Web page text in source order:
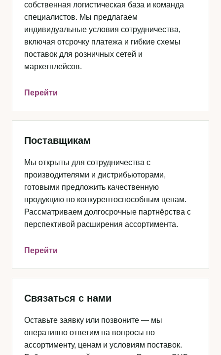
собственная логистическая база и команда
специалистов. Мы предлагаем
индивидуальные условия сотрудничества,
включая отсрочку платежа и гибкие схемы
поставок для розничных сетей и
маркетплейсов.
Перейти
Поставщикам
Мы открыты для сотрудничества с
производителями и дистрибьюторами,
готовыми предложить качественную
продукцию по конкурентоспособным ценам.
Рассматриваем долгосрочные партнёрства с
перспективой расширения ассортимента.
Перейти
Связаться с нами
Оставьте заявку или позвоните — мы
оперативно ответим на вопросы по
ассортименту, ценам и условиям поставок.